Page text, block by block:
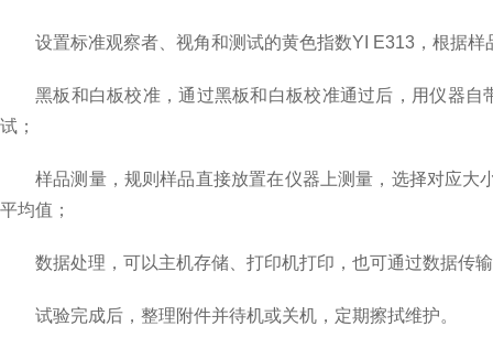
设置标准观察者、视角和测试的黄色指数YI E313，根据
黑板和白板校准，通过黑板和白板校准通过后， 用仪器自
试；
样品测量，规则样品直接放置在仪器上测量，选择对应
平均值；
数据处理，可以主机存储、打印机打印，也可通过数据传
试验完成后，整理附件并待机或关机，定期擦拭维护。